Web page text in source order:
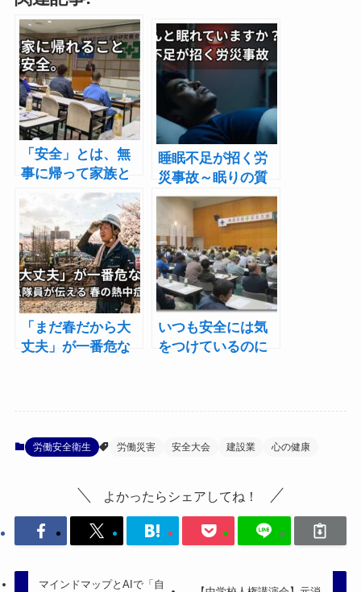
「安全」とは、無
事に帰って家族と
過ごせること｜岡
山県での講演が広
報紙に掲載されま
した
睡眠不足が招く労
災事故～眠りの質
が命を守る
「まだ春だから大
丈夫」が一番危な
いつも安全には気
をつけているのに
労働安全衛生 労働災害 安全大会 建設業 心の健康
よかったらシェアしてね！
マインドマップとAIで「自